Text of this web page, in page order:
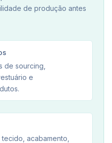
de produção antes
de sourcing,
e
acabamento,